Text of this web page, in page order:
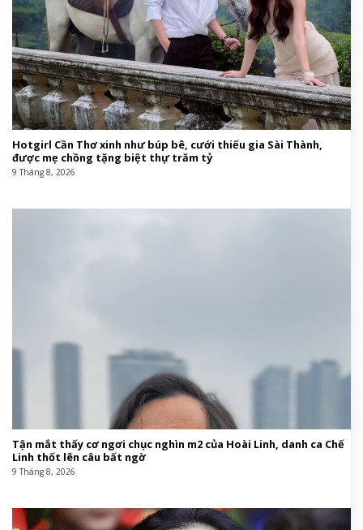
Hotgirl Cần Thơ xinh như búp bê, cưới thiếu gia Sài Thành,
được mẹ chồng tặng biệt thự trăm tỷ
9 Tháng 8, 2026
Tận mắt thấy cơ ngơi chục nghìn m2 của Hoài Linh, danh ca Chế
Linh thốt lên câu bất ngờ
9 Tháng 8, 2026